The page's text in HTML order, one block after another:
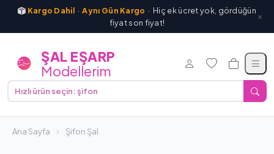
Kargo Dahil·Aynı Gün Kargo · Hiç ek ücret yok, gördüğün
fiyat son fiyat!
ŞAL EŞARP
Modellerim
Tüm
Ana Sayfa Şifon Şal